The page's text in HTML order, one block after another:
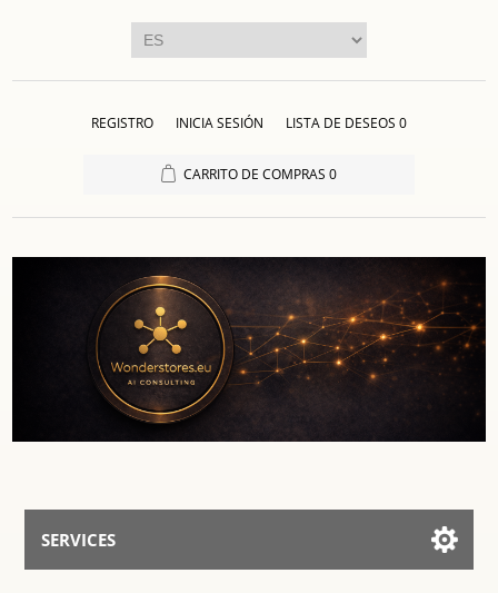
REGISTRO INICIA SESIÓN LISTA DE DESEOS 0
CARRITO DE COMPRAS 0
SERVICES